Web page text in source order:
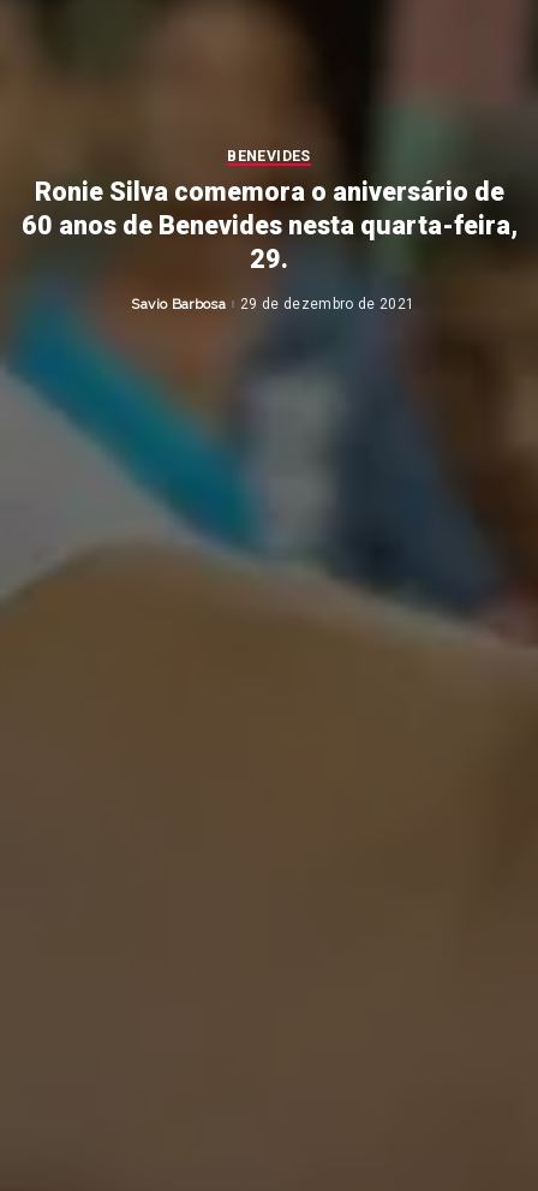
BENEVIDES
Ronie Silva comemora o aniversário de
60 anos de Benevides nesta quarta-feira,
29.
Posted
Savio Barbosa 29 de dezembro de 2021